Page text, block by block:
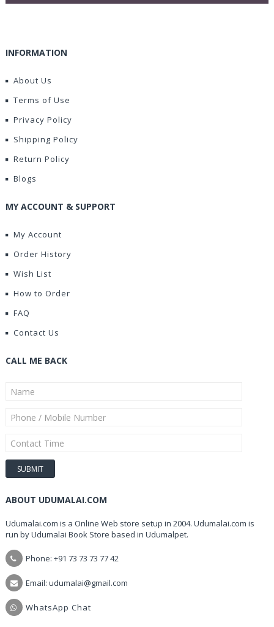
INFORMATION
About Us
Terms of Use
Privacy Policy
Shipping Policy
Return Policy
Blogs
MY ACCOUNT & SUPPORT
My Account
Order History
Wish List
How to Order
FAQ
Contact Us
CALL ME BACK
ABOUT UDUMALAI.COM
Udumalai.com is a Online Web store setup in 2004. Udumalai.com is
run by Udumalai Book Store based in Udumalpet.
Phone: +91 73 73 73 77 42
Email: udumalai@gmail.com
WhatsApp Chat